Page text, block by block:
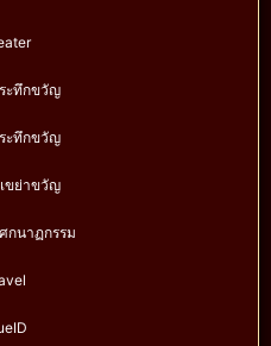
ะทึกขวัญ
ะทึกขวัญ
ขย่าขวัญ
กนาฏกรรม